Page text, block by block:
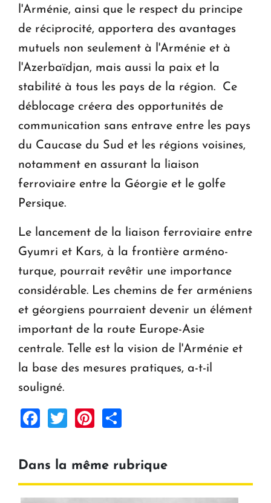
l'Arménie, ainsi que le respect du principe
de réciprocité, apportera des avantages
mutuels non seulement à l'Arménie et à
l'Azerbaïdjan, mais aussi la paix et la
stabilité à tous les pays de la région. Ce
déblocage créera des opportunités de
communication sans entrave entre les pays
du Caucase du Sud et les régions voisines,
notamment en assurant la liaison
ferroviaire entre la Géorgie et le golfe
Persique.
Le lancement de la liaison ferroviaire entre
Gyumri et Kars, à la frontière arméno-
turque, pourrait revêtir une importance
considérable. Les chemins de fer arméniens
et géorgiens pourraient devenir un élément
important de la route Europe-Asie
centrale. Telle est la vision de l'Arménie et
la base des mesures pratiques, a-t-il
souligné.
Facebook
TwitterPinterest
Dans la même rubrique